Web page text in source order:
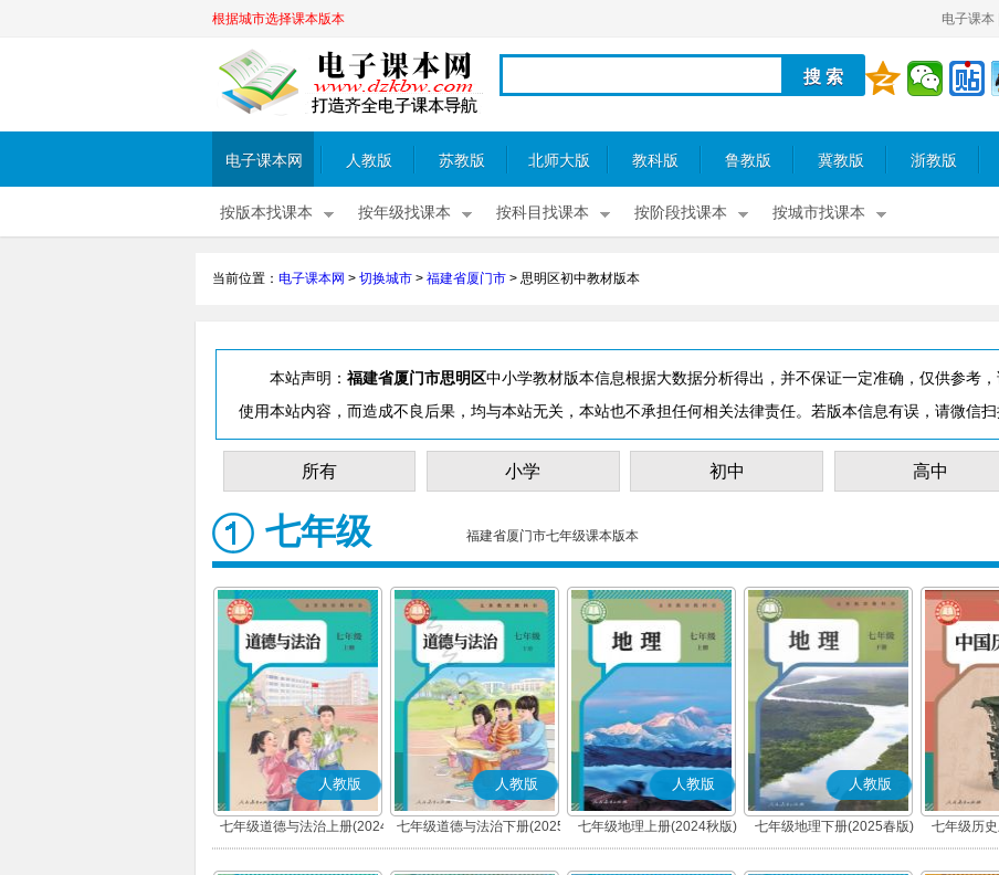
根据城市选择课本版本 电子课本
电子课本网 人教版 苏教版 北师大版 教科版 鲁教版 冀教版 浙教版
按版本找课本 按年级找课本 按科目找课本 按阶段找课本 按城市找课本
当前位置： 电子课本网 > 切换城市 > 福建省厦门市 > 思明区初中教材版本
本站声明： 福建省厦门市思明区中小学教材版本信息根据大数据分析得出，并不保证一定准确，仅供参考
使用本站内容，而造成不良后果，均与本站无关，本站也不承担任何相关法律责任。若版本信息有误，请微信扫
所有 小学 初中 高中
七年级 福建省厦门市七年级课本版本
人教版
七年级道德与法治上册(2024
秋版)(部编版)
人教版
七年级道德与法治下册(2025
春版)(部编版)
人教版
七年级地理上册(2024秋版)
人教版
七年级地理下册(2025春版)
七年级历
(